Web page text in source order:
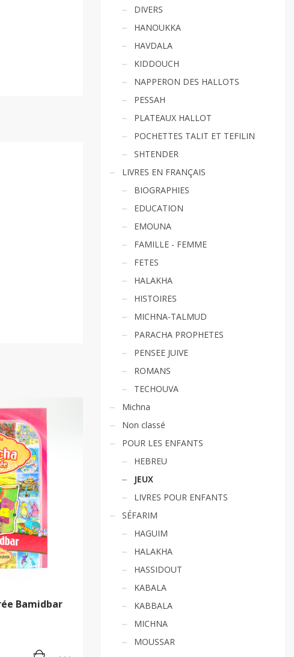
Bamidbar
DIVERS
HANOUKKA
HAVDALA
KIDDOUCH
NAPPERON DES HALLOTS
PESSAH
PLATEAUX HALLOT
POCHETTES TALIT ET TEFILIN
SHTENDER
LIVRES EN FRANÇAIS
BIOGRAPHIES
EDUCATION
EMOUNA
FAMILLE - FEMME
FETES
HALAKHA
HISTOIRES
MICHNA-TALMUD
PARACHA PROPHETES
PENSEE JUIVE
ROMANS
TECHOUVA
Michna
Non classé
POUR LES ENFANTS
HEBREU
JEUX
LIVRES POUR ENFANTS
SÉFARIM
HAGUIM
HALAKHA
HASSIDOUT
KABALA
KABBALA
MICHNA
MOUSSAR